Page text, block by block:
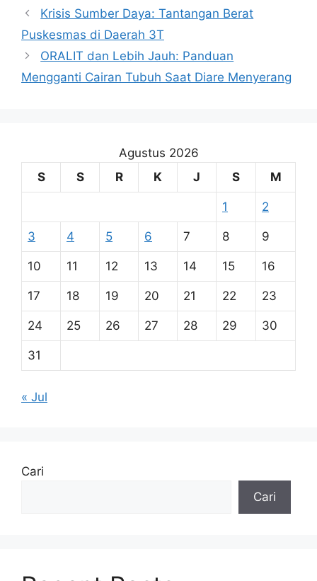
Krisis Sumber Daya: Tantangan Berat
Puskesmas di Daerah 3T
ORALIT dan Lebih Jauh: Panduan
Mengganti Cairan Tubuh Saat Diare Menyerang
Agustus 2026
S
S R K J S M
1 2
3 4 5 6 7 8 9
10 11 12 13 14 15 16
17 18 19 20 21 22 23
24 25 26 27 28 29 30
31
« Jul
Cari
Cari